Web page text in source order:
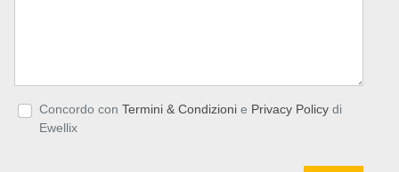
Privacy policy
Concordo con Termini & Condizioni e Privacy Policy di
Ewellix